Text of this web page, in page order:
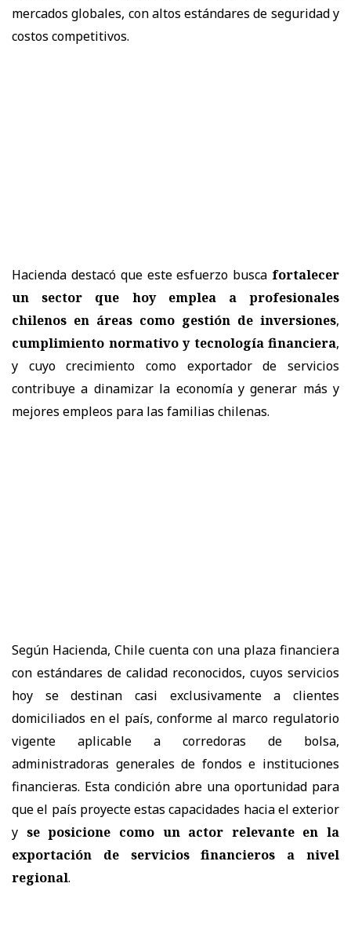
mercados globales, con altos estándares de seguridad y
costos competitivos.
Hacienda destacó que este esfuerzo busca fortalecer
un sector que hoy emplea a profesionales
chilenos en áreas como gestión de inversiones,
cumplimiento normativo y tecnología financiera,
y cuyo crecimiento como exportador de servicios
contribuye a dinamizar la economía y generar más y
mejores empleos para las familias chilenas.
Según Hacienda, Chile cuenta con una plaza financiera
con estándares de calidad reconocidos, cuyos servicios
hoy se destinan casi exclusivamente a clientes
domiciliados en el país, conforme al marco regulatorio
vigente aplicable a corredoras de bolsa,
administradoras generales de fondos e instituciones
financieras. Esta condición abre una oportunidad para
que el país proyecte estas capacidades hacia el exterior
y se posicione como un actor relevante en la
exportación de servicios financieros a nivel
regional.